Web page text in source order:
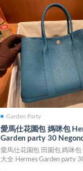
Garden Party
愛馬仕花園包 媽咪包
Garden party 30
魯士藍 Blue de Presse
愛馬仕花園包 田園包 媽咪包
大全 Hermes Garden party